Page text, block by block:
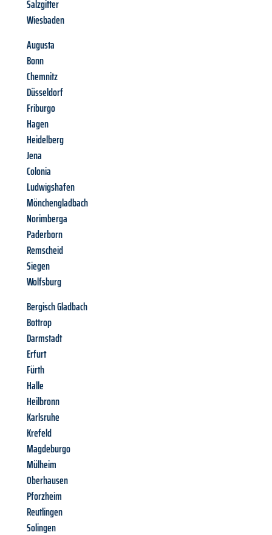
Salzgitter
Wiesbaden
Augusta
Bonn
Chemnitz
Düsseldorf
Friburgo
Hagen
Heidelberg
Jena
Colonia
Ludwigshafen
Mönchengladbach
Norimberga
Paderborn
Remscheid
Siegen
Wolfsburg
Bergisch Gladbach
Bottrop
Darmstadt
Erfurt
Fürth
Halle
Heilbronn
Karlsruhe
Krefeld
Magdeburgo
Mülheim
Oberhausen
Pforzheim
Reutlingen
Solingen